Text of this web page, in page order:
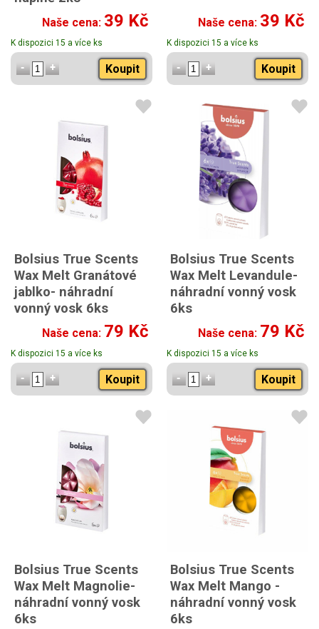
Naše cena: 39 Kč
K dispozici 15 a více ks
Koupit
Naše cena: 39 Kč
K dispozici 15 a více ks
Koupit
Bolsius True Scents
Wax Melt Granátové
jablko- náhradní
vonný vosk 6ks
Naše cena: 79 Kč
K dispozici 15 a více ks
Koupit
Bolsius True Scents
Wax Melt Levandule-
náhradní vonný vosk
6ks
Naše cena: 79 Kč
K dispozici 15 a více ks
Koupit
Bolsius True Scents
Wax Melt Magnolie-
náhradní vonný vosk
6ks
Bolsius True Scents
Wax Melt Mango -
náhradní vonný vosk
6ks